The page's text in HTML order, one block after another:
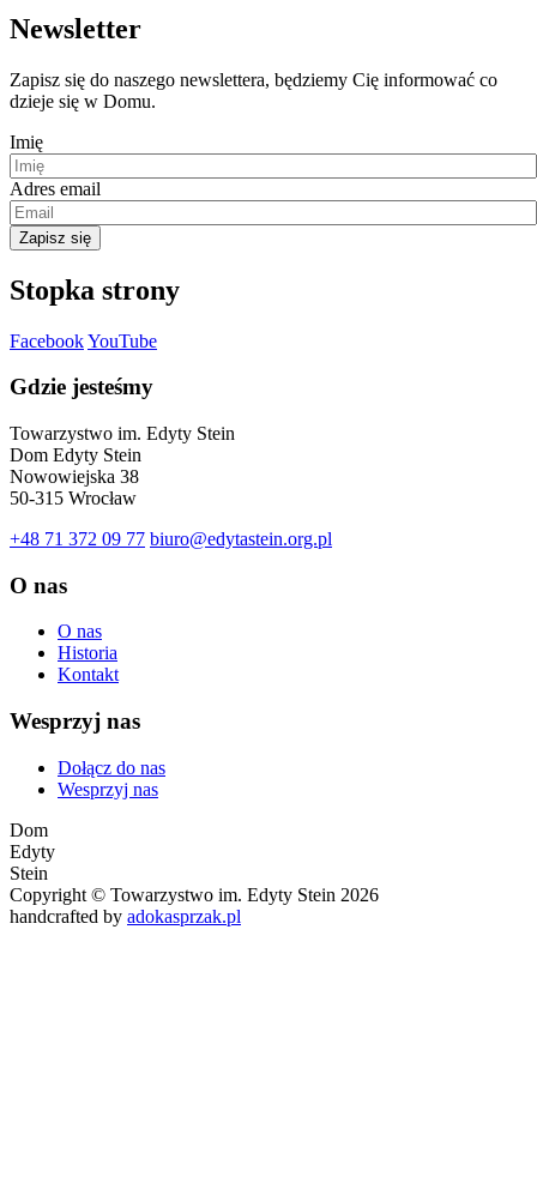
Newsletter
Zapisz się do naszego newslettera, będziemy Cię informować co
dzieje się w Domu.
Imię
Adres email
Zapisz się
Stopka strony
FacebookYouTube
Gdzie jesteśmy
Towarzystwo im. Edyty Stein
Dom Edyty Stein
Nowowiejska 38
50-315 Wrocław
+48 71 372 09 77 biuro@edytastein.org.pl
O nas
O nas
Historia
Kontakt
Wesprzyj nas
Dołącz do nas
Wesprzyj nas
Dom
Edyty
Stein
Copyright © Towarzystwo im. Edyty Stein 2026
handcrafted by adokasprzak.pl